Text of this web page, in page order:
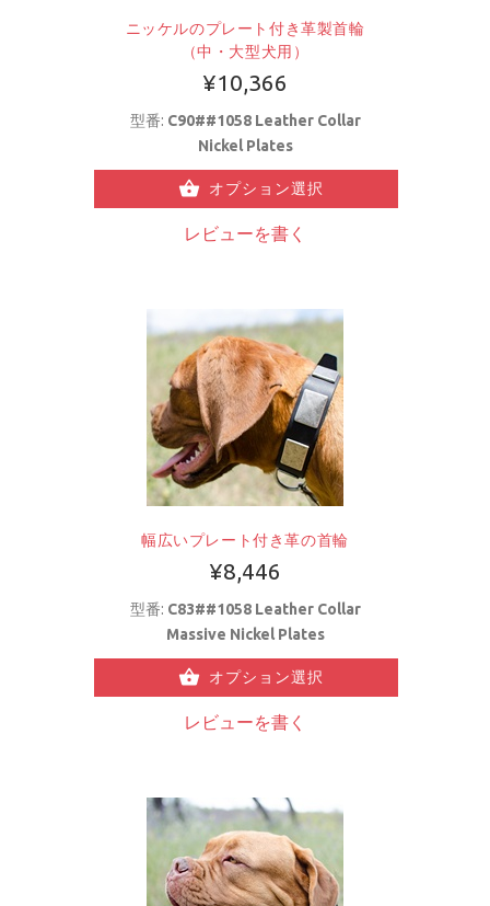
ニッケルのプレート付き革製首輪
（中・大型犬用）
¥10,366
型番: C90##1058 Leather Collar
Nickel Plates
オプション選択
レビューを書く
幅広いプレート付き革の首輪
¥8,446
型番: C83##1058 Leather Collar
Massive Nickel Plates
オプション選択
レビューを書く